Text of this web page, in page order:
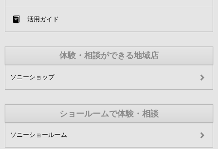
活用ガイド
体験・相談ができる地域店
ソニーショップ
ショールームで体験・相談
ソニーショールーム